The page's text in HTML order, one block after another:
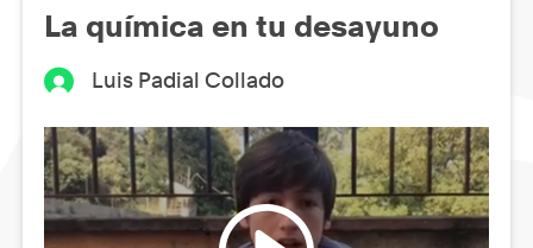
La química en tu desayuno
Luis Padial Collado